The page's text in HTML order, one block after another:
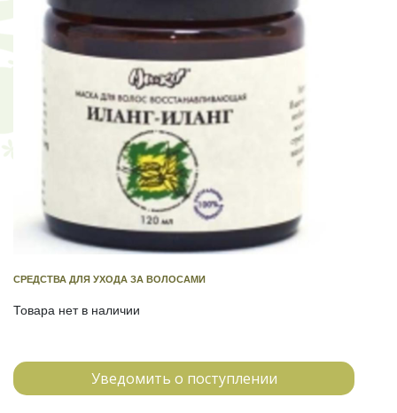
СРЕДСТВА ДЛЯ УХОДА ЗА ВОЛОСАМИ
Товара нет в наличии
Уведомить о поступлении